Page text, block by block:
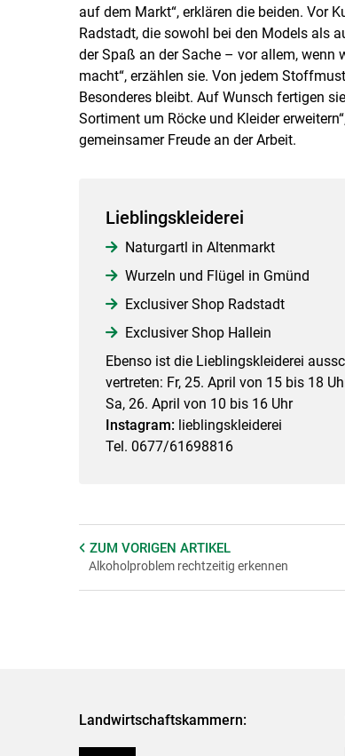
auf dem Markt“, erklären die beiden. Vor
Radstadt, die sowohl bei den Models als
der Spaß an der Sache – vor allem, wenn
macht“, erzählen sie. Von jedem
Besonderes bleibt. Auf Wunsch fertigen
Sortiment um Röcke und Kleider
gemeinsamer Freude an der Arbeit.
Lieblingskleiderei
Naturgartl in Altenmarkt
Wurzeln und Flügel in Gmünd
Exclusiver Shop Radstadt
Exclusiver Shop Hallein
Ebenso ist die Lieblingskleiderei
vertreten: Fr, 25. April von 15 bis 18
Sa, 26. April von 10 bis 16 Uhr
Instagram: lieblingskleiderei
Tel. 0677/61698816
ZUM VORIGEN ARTIKEL
Alkoholproblem rechtzeitig erkennen
Landwirtschaftskammern: